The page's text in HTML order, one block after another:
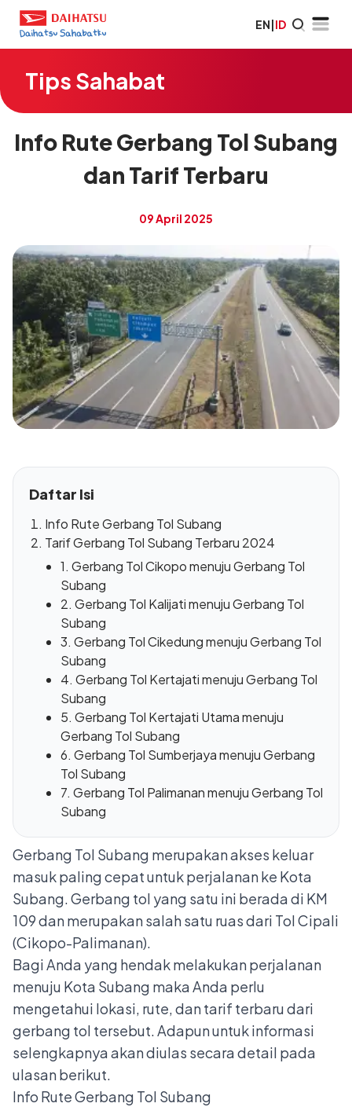
EN|ID
Tips Sahabat
Info Rute Gerbang Tol Subang
dan Tarif Terbaru
09 April 2025
Daftar Isi
Info Rute Gerbang Tol Subang
Tarif Gerbang Tol Subang Terbaru 2024
1. Gerbang Tol Cikopo menuju Gerbang Tol
Subang
2. Gerbang Tol Kalijati menuju Gerbang Tol
Subang
3. Gerbang Tol Cikedung menuju Gerbang Tol
Subang
4. Gerbang Tol Kertajati menuju Gerbang Tol
Subang
5. Gerbang Tol Kertajati Utama menuju
Gerbang Tol Subang
6. Gerbang Tol Sumberjaya menuju Gerbang
Tol Subang
7. Gerbang Tol Palimanan menuju Gerbang Tol
Subang
Gerbang Tol Subang merupakan akses keluar
masuk paling cepat untuk perjalanan ke Kota
Subang. Gerbang tol yang satu ini berada di KM
109 dan merupakan salah satu ruas dari Tol Cipali
(Cikopo-Palimanan).
Bagi Anda yang hendak melakukan perjalanan
menuju Kota Subang maka Anda perlu
mengetahui lokasi, rute, dan tarif terbaru dari
gerbang tol tersebut. Adapun untuk informasi
selengkapnya akan diulas secara detail pada
ulasan berikut.
Info Rute Gerbang Tol Subang